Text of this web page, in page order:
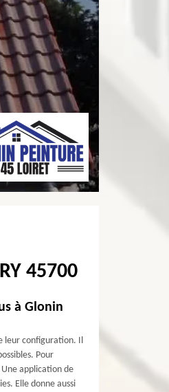
45700
à Glonin
leur configuration. Il
Pour
application de
Elle donne aussi